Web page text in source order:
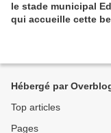
le stade municipal
qui accueille cette
Hébergé par
Top articles
Pages